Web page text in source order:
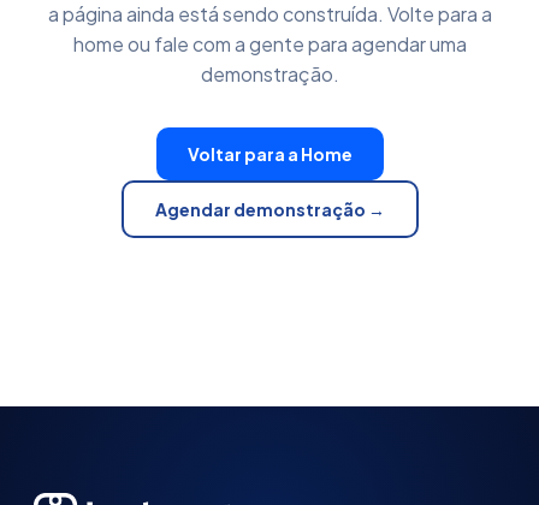
a página ainda está sendo construída. Volte para a
home ou fale com a gente para agendar uma
demonstração.
Voltar para a Home
Agendar demonstração →